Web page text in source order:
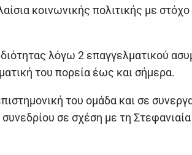
κοινωνικής πολιτικής με στόχο
λόγω 2 επαγγελματικού
του πορεία έως και σήμερα.
του ομάδα και σε
σε σχέση με τη